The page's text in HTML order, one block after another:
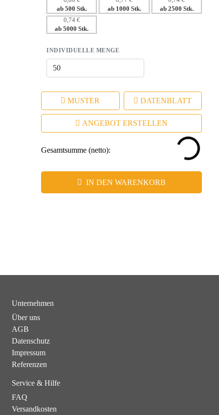
– das coole Design zieht Aufmerksamkeit auf Ihr Logo.
– Langlebige Präsenz durch hochwertige Materialien.
ab 500 Stk. ab 1000 Stk. ab 2500 Stk.
0,74 €
ab 5000 Stk.
INDIVIDUELLE MENGE
MUSTER DATENBLATT
ANGEBOT ERSTELLEN
Gesamtsumme (netto):
IN DEN WARENKORB
Unternehmen
Über uns
AGB
Datenschutz
Impressum
Referenzen
Service & Hilfe
FAQ
Versandkosten